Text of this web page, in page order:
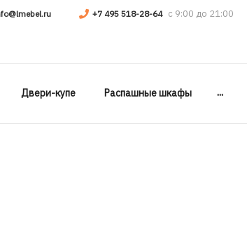
+7 495 518-28-64
Двери-купе Распашные шкафы ...